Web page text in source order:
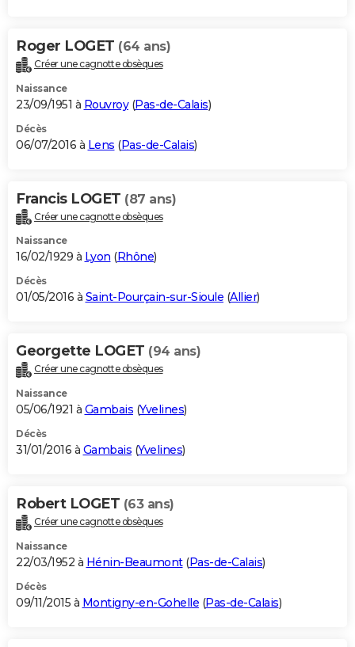
Roger LOGET (64 ans)
Créer une cagnotte obsèques
Naissance
23/09/1951 à Rouvroy(Pas-de-Calais)
Décès
06/07/2016 à Lens (Pas-de-Calais)
Francis LOGET (87 ans)
Créer une cagnotte obsèques
Naissance
16/02/1929 à Lyon (Rhône)
Décès
01/05/2016 à Saint-Pourçain-sur-Sioule (Allier)
Georgette LOGET (94 ans)
Créer une cagnotte obsèques
Naissance
05/06/1921 à Gambais (Yvelines)
Décès
31/01/2016 à Gambais (Yvelines)
Robert LOGET (63 ans)
Créer une cagnotte obsèques
Naissance
22/03/1952 à Hénin-Beaumont(Pas-de-Calais)
Décès
09/11/2015 à Montigny-en-Gohelle (Pas-de-Calais)